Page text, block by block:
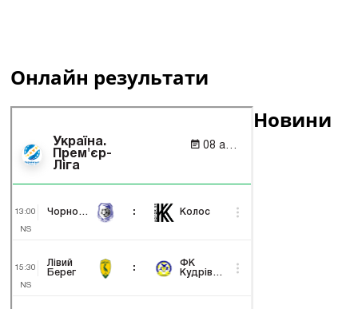
Онлайн результати
Новини